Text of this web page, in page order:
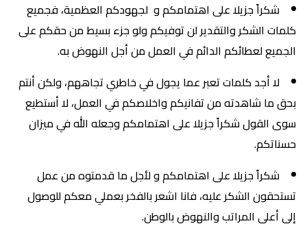
شكراً جزيلا على اهتمامكم و لجهودكم العظمية، فجميع
كلمات الشكر والتقدير لن توفيكم ولو جزء بسيط من حقكم على
الجميع لعطائكم الدائم في العمل من أجل النهوض به.
لا أجد كلمات تعبر عما يجول في خاطري تجاههم، ولكن أنتم
بحق ما شاهدته من تفانيكم واخلاصكم في العمل، لا أستطيع
سوى القول شكراً جزيلا على اهتمامكم وجعله الله في ميزان
حسناتكم.
شكراً جزيلا على اهتمامكم و لأجل ما قدمتوه من عمل
تستحقون الشكر عليه، فانا اشعر بالفخر بعملي معكم للوصول
إلى أعلى المراتب والنهوض بالوطن.